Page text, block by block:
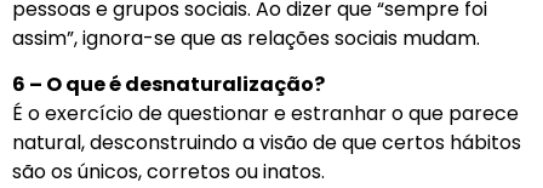
pessoas e grupos sociais. Ao dizer que “sempre foi
assim”, ignora-se que as relações sociais mudam.
6 – O que é desnaturalização?
É o exercício de questionar e estranhar o que parece
natural, desconstruindo a visão de que certos hábitos
são os únicos, corretos ou inatos.